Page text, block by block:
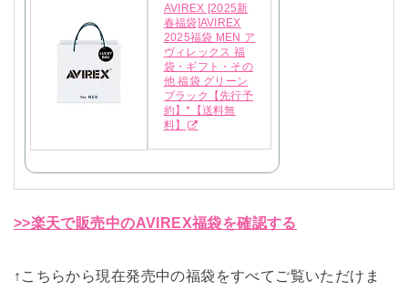
AVIREX [2025新
春福袋]AVIREX
2025福袋 MEN ア
ヴィレックス 福
袋・ギフト・その
他 福袋 グリーン
ブラック【先行予
約】*【送料無
料】
>>楽天で販売中のAVIREX福袋を確認する
↑こちらから現在発売中の福袋をすべてご覧いただけま